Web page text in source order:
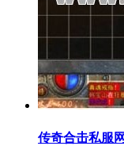
传奇合击私服